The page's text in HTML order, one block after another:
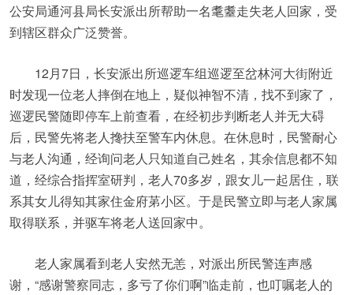
公安局通河县局长安派出所帮助一名耄耋走失老人回家，受
到辖区群众广泛赞誉。
12月7日，长安派出所巡逻车组巡逻至岔林河大街附近
时发现一位老人摔倒在地上，疑似神智不清，找不到家了，
巡逻民警随即停车上前查看，在经初步判断老人并无大碍
后，民警先将老人搀扶至警车内休息。在休息时，民警耐心
与老人沟通，经询问老人只知道自己姓名，其余信息都不知
道，经综合指挥室研判，老人70多岁，跟女儿一起居住，联
系其女儿得知其家住金府苐小区。于是民警立即与老人家属
取得联系，并驱车将老人送回家中。
老人家属看到老人安然无恙，对派出所民警连声感
谢，“感谢警察同志，多亏了你们啊”临走前，也叮嘱老人的